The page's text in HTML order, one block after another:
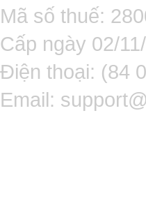
Mã số thuế:
Cấp ngày 02/
Điện thoại: (84
Email: